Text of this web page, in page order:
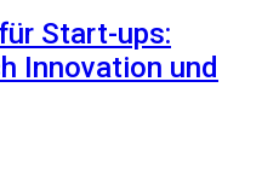
Start-ups:
Innovation und